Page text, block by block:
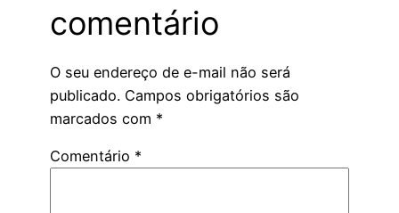
comentário
O seu endereço de e-mail não será
publicado. Campos obrigatórios são
marcados com *
Comentário *